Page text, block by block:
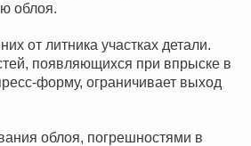
облоя.
от литника участках детали.
появляющихся при впрыске в
форму, ограничивает выход
облоя, погрешностями в